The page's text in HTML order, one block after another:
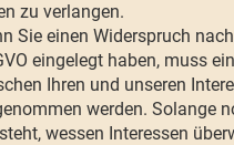
zu verlangen.
Sie einen Widerspruch
eingelegt haben, muss
Ihren und unseren
werden. Solange
wessen Interessen